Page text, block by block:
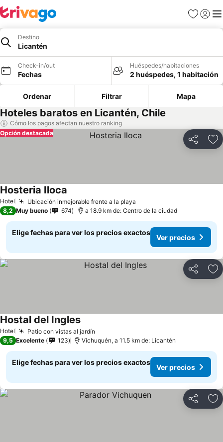
Favoritos
Iniciar
Destino
Licantén
Check-in/out
Fechas
Huéspedes/habitaciones
2 huéspedes, 1 habitación
Ordenar Filtrar Mapa
Hoteles baratos en Licantén, Chile
Cómo los pagos afectan nuestro ranking
Compartir
Opción destacada
Hotel Ubicación inmejorable frente a la playa
Hosteria Iloca
8,2 Muy bueno 674 a 18.9 km de: Centro de la ciudad
Elige fechas para ver los precios exactos
Ver precios
Compartir
Hotel Patio con vistas al jardín
Hostal del Ingles
9,5 Excelente 123 Vichuquén, a 11.5 km de: Licantén
Elige fechas para ver los precios exactos
Ver precios
Compartir